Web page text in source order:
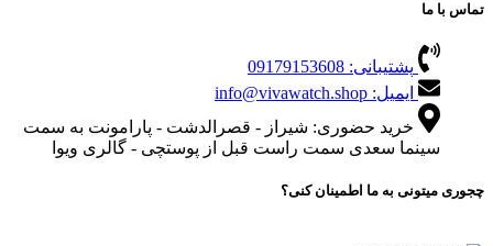
تماس با ما
پشتیبانی: 09179153608
ایمیل: info@vivawatch.shop
خرید حضوری: شیراز - قصرالدشت - پارامونت به سمت
سینما سعدی سمت راست قبل از پوستچی - گالری ویوا
چجوری میتونی به ما اطمینان کنی؟